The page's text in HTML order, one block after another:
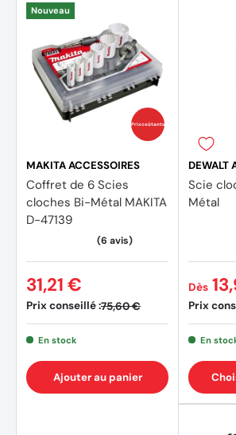
Prix coûtants
Nouveau
MAKITA ACCESSOIRES
Coffret de 6 Scies
cloches Bi-Métal MAKITA
D-47139
Prix conseillé :75,60 €
31,21 €
En stock
Ajouter au panier
DEWALT
Scie
Métal
Prix
Dès
En